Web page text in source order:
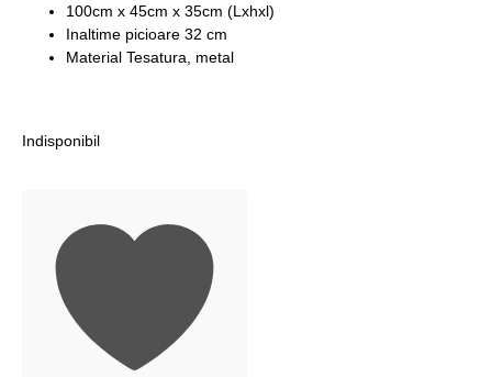
100cm x 45cm x 35cm (Lxhxl)
Inaltime picioare 32 cm
Material Tesatura, metal
Indisponibil